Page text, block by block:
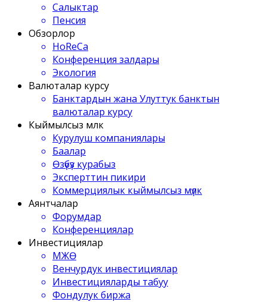
Салыктар
Пенсия
Обзорлор
HoReCa
Конференция залдары
Экология
Валюталар курсу
Банктардын жана Улуттук банктын
валюталар курсу
Кыймылсыз мүлк
Курулуш компаниялары
Баалар
Өзүбүз курабыз
Эксперттин пикири
Коммерциялык кыймылсыз мүлк
Аянтчалар
Форумдар
Конференциялар
Инвестициялар
МЖӨ
Венчурдук инвестициялар
Инвестицияларды табуу
Фондулук биржа